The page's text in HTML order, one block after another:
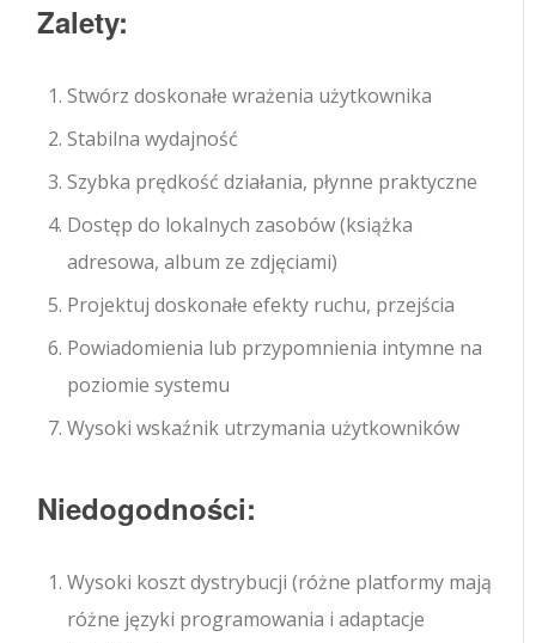
Zalety:
Stwórz doskonałe wrażenia użytkownika
Stabilna wydajność
Szybka prędkość działania, płynne praktyczne
Dostęp do lokalnych zasobów (książka
adresowa, album ze zdjęciami)
Projektuj doskonałe efekty ruchu, przejścia
Powiadomienia lub przypomnienia intymne na
poziomie systemu
Wysoki wskaźnik utrzymania użytkowników
Niedogodności:
Wysoki koszt dystrybucji (różne platformy mają
różne języki programowania i adaptacje